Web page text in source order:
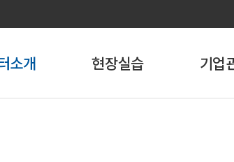
소개 현장실습 기업
현장실